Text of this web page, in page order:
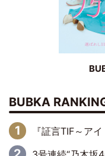
BUBKA
『証言TIF～アイドル戦国時代とはなんだったのか～』第6回：でん